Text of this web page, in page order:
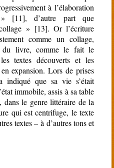
à l’élaboration
[11], d’autre part que
» [13]. Or l’écriture
comme un collage,
du livre, comme le fait le
textes découverts et les
expansion. Lors de prises
indiqué que sa vie s’était
immobile, assis à sa table
dans le genre littéraire de la
qui est centrifuge, le texte
textes – à d’autres tons et